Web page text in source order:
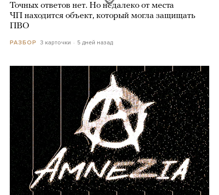
Точных ответов нет. Но недалеко от места
ЧП находится объект, который могла защищать
ПВО
РАЗБОР 3 карточки 5 дней назад